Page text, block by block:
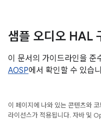
샘플 오디오 HAL
이 문서의 가이드라인을 준
AOSP에서 확인할 수 있습
이 페이지에 나와 있는 콘텐츠와
라이선스가 적용됩니다. 자바 및